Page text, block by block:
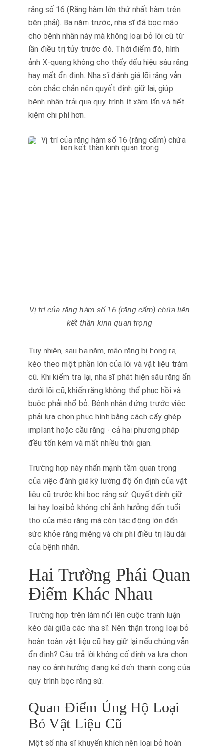
răng số 16 (Răng hàm lớn thứ nhất hàm trên
bên phải). Ba năm trước, nha sĩ đã bọc mão
cho bệnh nhân này mà không loại bỏ lõi cũ từ
lần điều trị tủy trước đó. Thời điểm đó, hình
ảnh X-quang không cho thấy dấu hiệu sâu răng
hay mất ổn định. Nha sĩ đánh giá lõi răng vẫn
còn chắc chắn nên quyết định giữ lại, giúp
bệnh nhân trải qua quy trình ít xâm lấn và tiết
kiệm chi phí hơn.
Vị trí của răng hàm số 16 (răng cấm) chứa liên
kết thần kinh quan trọng
Tuy nhiên, sau ba năm, mão răng bị bong ra,
kéo theo một phần lớn của lõi và vật liệu trám
cũ. Khi kiểm tra lại, nha sĩ phát hiện sâu răng ẩn
dưới lõi cũ, khiến răng không thể phục hồi và
buộc phải nhổ bỏ. Bệnh nhân đứng trước việc
phải lựa chọn phục hình bằng cách cấy ghép
implant hoặc cầu răng - cả hai phương pháp
đều tốn kém và mất nhiều thời gian.
Trường hợp này nhấn mạnh tầm quan trọng
của việc đánh giá kỹ lưỡng độ ổn định của vật
liệu cũ trước khi bọc răng sứ. Quyết định giữ
lại hay loại bỏ không chỉ ảnh hưởng đến tuổi
thọ của mão răng mà còn tác động lớn đến
sức khỏe răng miệng và chi phí điều trị lâu dài
của bệnh nhân.
Hai Trường Phái Quan
Điểm Khác Nhau
Trường hợp trên làm nổi lên cuộc tranh luận
kéo dài giữa các nha sĩ: Nên thận trọng loại bỏ
hoàn toàn vật liệu cũ hay giữ lại nếu chúng vẫn
ổn định? Câu trả lời không cố định và lựa chọn
này có ảnh hưởng đáng kể đến thành công của
quy trình bọc răng sứ.
Quan Điểm Ủng Hộ Loại
Bỏ Vật Liệu Cũ
Một số nha sĩ khuyến khích nên loại bỏ hoàn